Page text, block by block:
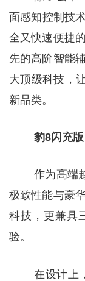
面感知控制技
全又快速便捷
先的高阶智能
大顶级科技，
新品类。
豹8闪充
作为高端
极致性能与豪
科技，更兼具
验。
在设计上